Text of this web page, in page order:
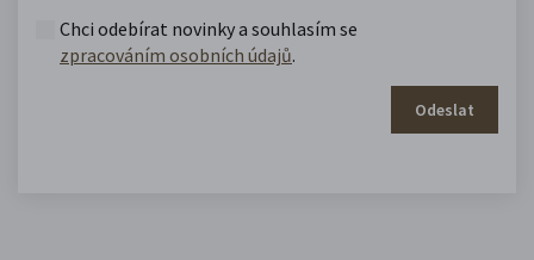
Chci odebírat novinky a souhlasím se
zpracováním osobních údajů.
Odeslat